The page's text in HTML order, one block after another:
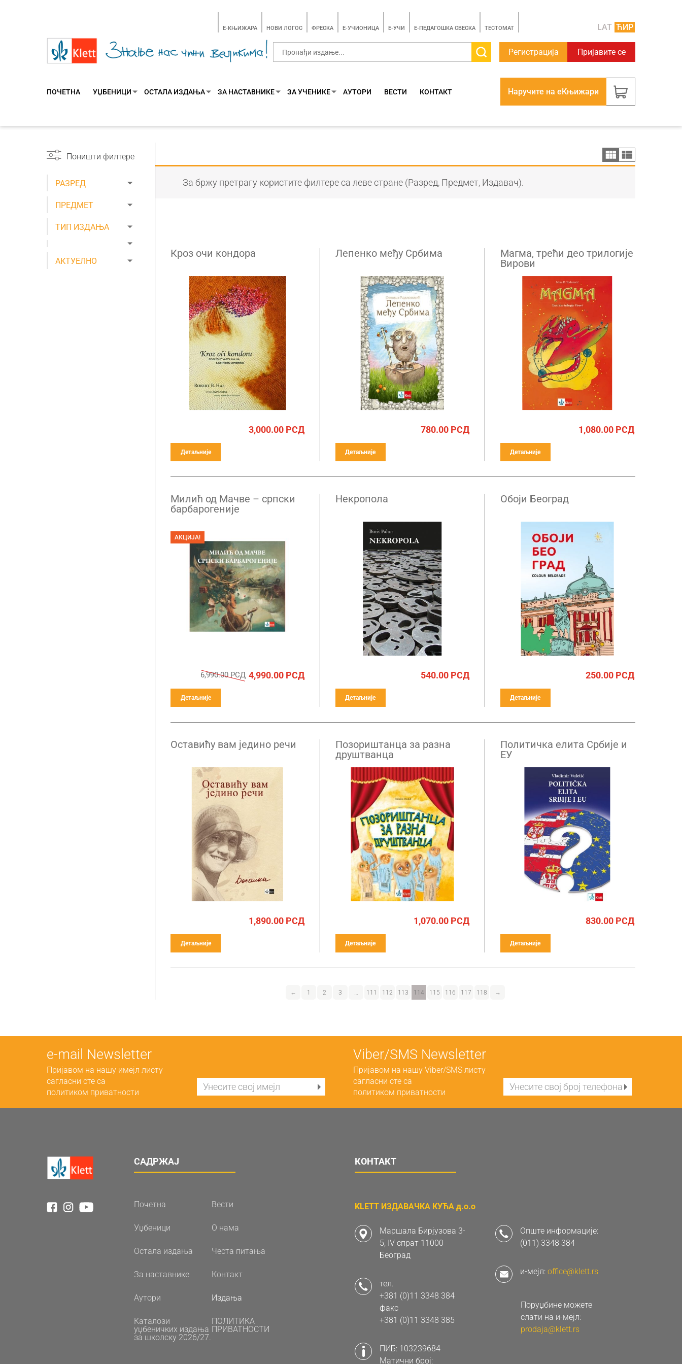
E-КЊИЖАРА НОВИ ЛОГОС ФРЕСКА E-УЧИОНИЦА E-УЧИ Е-ПЕДАГОШКА СВЕСКА TЕСТОМАТ LAT ЋИР
Регистрација Пријавите се
ПОЧЕТНА УЏБЕНИЦИ ОСТАЛА ИЗДАЊА ЗА НАСТАВНИКЕ ЗА УЧЕНИКЕ АУТОРИ ВЕСТИ КОНТАКТ Наручите на еКњижари
Поништи филтере
РАЗРЕД
ПРЕДМЕТ
ТИП ИЗДАЊА
АКТУЕЛНО
За бржу претрагу користите филтере са леве стране (Разред, Предмет, Издавач).
Кроз очи кондора
3,000.00РСД
Детаљније
Лепенко међу Србима
780.00РСД
Детаљније
Магма, трећи део трилогије
Вирови
1,080.00РСД
Детаљније
АКЦИЈА!
Милић од Мачве – српски
барбарогеније
6,990.00РСД 4,990.00РСД
Детаљније
Некропола
540.00РСД
Детаљније
Обоји Београд
250.00РСД
Детаљније
Оставићу вам једино речи
1,890.00РСД
Детаљније
Позориштанца за разна
друштванца
1,070.00РСД
Детаљније
Политичка елита Србије и
ЕУ
830.00РСД
Детаљније
← 1 2 3 … 111 112 113 114 115 116 117 118 →
е-mail Newsletter
Пријавом на нашу имејл листу
сагласни сте са
политиком приватности
Viber/SMS Newsletter
Пријавом на нашу Viber/SMS листу
сагласни сте са
политиком приватности
САДРЖАЈ
Почетна Вести
Уџбеници О нама
Остала издања Честа питања
За наставнике Контакт
Аутори Издања
Каталози
уџбеничких издања
за школску 2026/27.
ПОЛИТИКА
ПРИВАТНОСТИ
КОНТАКТ
KLETT ИЗДАВАЧКА КУЋА д.о.о
Маршала Бирјузова 3-
5, IV спрат 11000
Београд
тел.
+381 (0)11 3348 384
факс
+381 (0)11 3348 385
ПИБ: 103239684
Матични број:
Опште информације:
(011) 3348 384
и-мејл: office@klett.rs
Поруџбине можете
слати на и-мејл:
prodaja@klett.rs